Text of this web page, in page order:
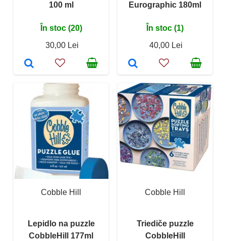
100 ml
În stoc (20)
30,00 Lei
Eurographic 180ml
În stoc (1)
40,00 Lei
Cobble Hill
Lepidlo na puzzle
CobbleHill 177ml
Cobble Hill
Triediče puzzle
CobbleHill